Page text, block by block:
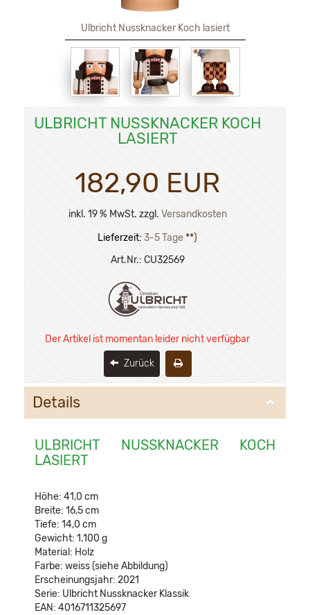
Ulbricht Nussknacker Koch lasiert
ULBRICHT NUSSKNACKER KOCH
LASIERT
182,90 EUR
inkl. 19 % MwSt. zzgl. Versandkosten
Lieferzeit: 3-5 Tage**)
Art.Nr.: CU32569
Der Artikel ist momentan leider nicht verfügbar
Zurück
Details
ULBRICHT NUSSKNACKER KOCH
LASIERT
Höhe: 41,0 cm
Breite: 16,5 cm
Tiefe: 14,0 cm
Gewicht: 1.100 g
Material: Holz
Farbe: weiss (siehe Abbildung)
Erscheinungsjahr: 2021
Serie: Ulbricht Nussknacker Klassik
EAN: 4016711325697